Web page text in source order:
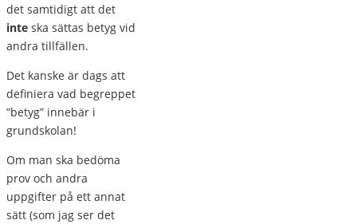
det samtidigt att det
inte ska sättas betyg vid
andra tillfällen.
Det kanske är dags att
definiera vad begreppet
”betyg” innebär i
grundskolan!
Om man ska bedöma
prov och andra
uppgifter på ett annat
sätt (som jag ser det